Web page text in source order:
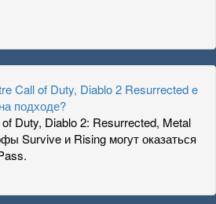
Call of Duty, Diablo 2 Resurrected e
подходе?
Duty, Diablo 2: Resurrected, Metal
Survive и Rising могут оказаться